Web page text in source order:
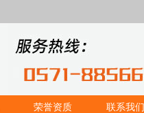
荣誉资质 联系我们